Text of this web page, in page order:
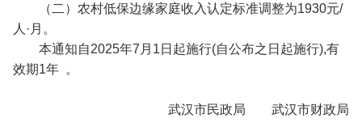
（二）农村低保边缘家庭收入认定标准调整为1930元/
人·月。
本通知自2025年7月1日起施行(自公布之日起施行),有
效期1年 。
武汉市民政局 武汉市财政局